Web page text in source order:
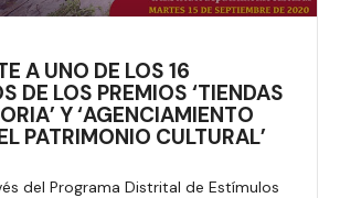
A UNO DE LOS 16
DE LOS PREMIOS ‘TIENDAS
Y ‘AGENCIAMIENTO
PATRIMONIO CULTURAL’
del Programa Distrital de Estímulos